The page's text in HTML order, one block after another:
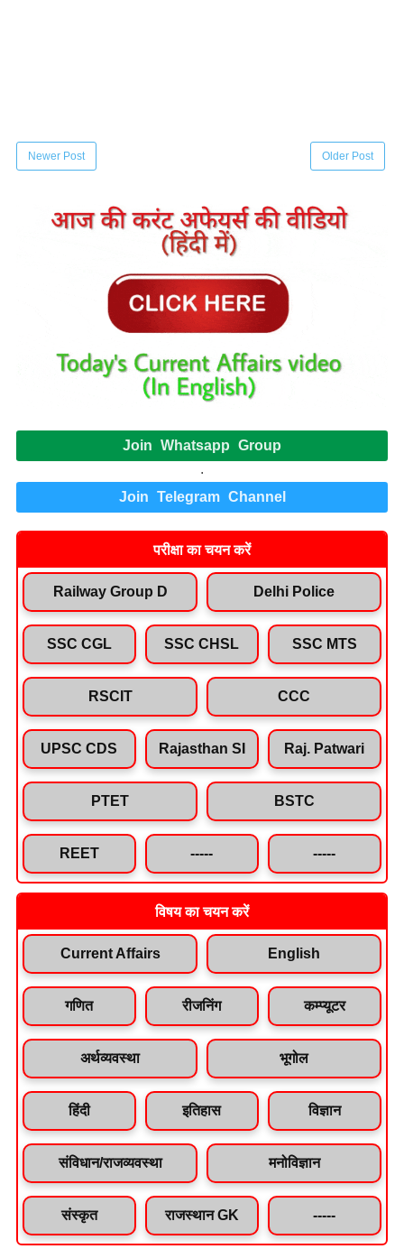
Newer Post Older Post
Join Whatsapp Group
.
Join Telegram Channel
परीक्षा का चयन करें
Railway Group D Delhi Police
SSC CGL SSC CHSL SSC MTS
RSCIT CCC
UPSC CDS Rajasthan SI Raj. Patwari
PTET BSTC
REET ----- -----
विषय का चयन करें
Current Affairs English
गणित रीजनिंग कम्प्यूटर
अर्थव्यवस्था भूगोल
हिंदी इतिहास विज्ञान
संविधान/राजव्यवस्था मनोविज्ञान
संस्कृत राजस्थान GK -----